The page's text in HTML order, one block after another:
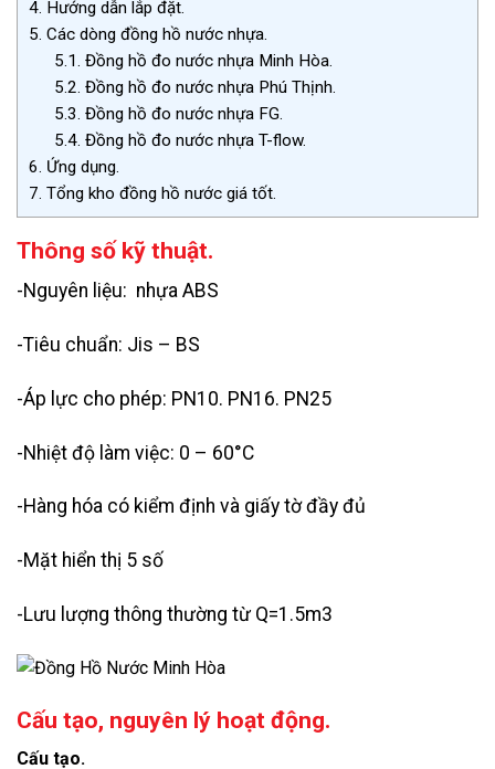
4. Hướng dẫn lắp đặt.
5. Các dòng đồng hồ nước nhựa.
5.1. Đồng hồ đo nước nhựa Minh Hòa.
5.2. Đồng hồ đo nước nhựa Phú Thịnh.
5.3. Đồng hồ đo nước nhựa FG.
5.4. Đồng hồ đo nước nhựa T-flow.
6. Ứng dụng.
7. Tổng kho đồng hồ nước giá tốt.
Thông số kỹ thuật.
-Nguyên liệu: nhựa ABS
-Tiêu chuẩn: Jis – BS
-Áp lực cho phép: PN10. PN16. PN25
-Nhiệt độ làm việc: 0 – 60°C
-Hàng hóa có kiểm định và giấy tờ đầy đủ
-Mặt hiển thị 5 số
-Lưu lượng thông thường từ Q=1.5m3
Cấu tạo, nguyên lý hoạt động.
Cấu tạo.